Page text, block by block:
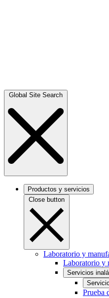
Global Site Search
Productos y servicios
Close button
Laboratorio y
Laboratorio y
Servicios
Prueba